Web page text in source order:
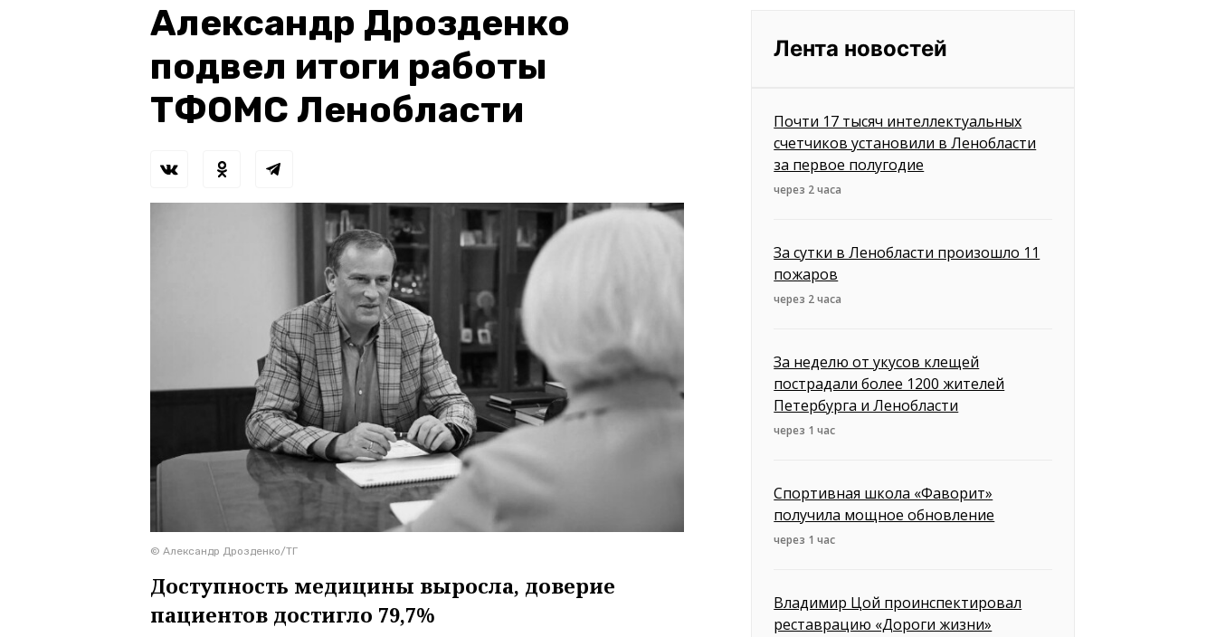
Александр Дрозденко
подвел итоги работы
ТФОМС Ленобласти
© Александр Дрозденко/ТГ
Доступность медицины выросла, доверие
пациентов достигло 79,7%
Лента новостей
Почти 17 тысяч интеллектуальных
счетчиков установили в Ленобласти
за первое полугодие
через 2 часа
За сутки в Ленобласти произошло 11
пожаров
через 2 часа
За неделю от укусов клещей
пострадали более 1200 жителей
Петербурга и Ленобласти
через 1 час
Спортивная школа «Фаворит»
получила мощное обновление
через 1 час
Владимир Цой проинспектировал
реставрацию «Дороги жизни»